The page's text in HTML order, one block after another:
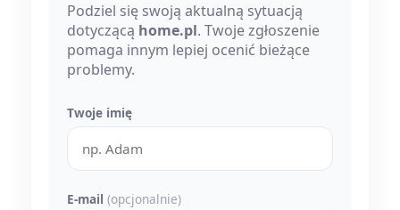
Podziel się swoją aktualną sytuacją
dotyczącą home.pl. Twoje zgłoszenie
pomaga innym lepiej ocenić bieżące
problemy.
Twoje imię
E-mail (opcjonalnie)